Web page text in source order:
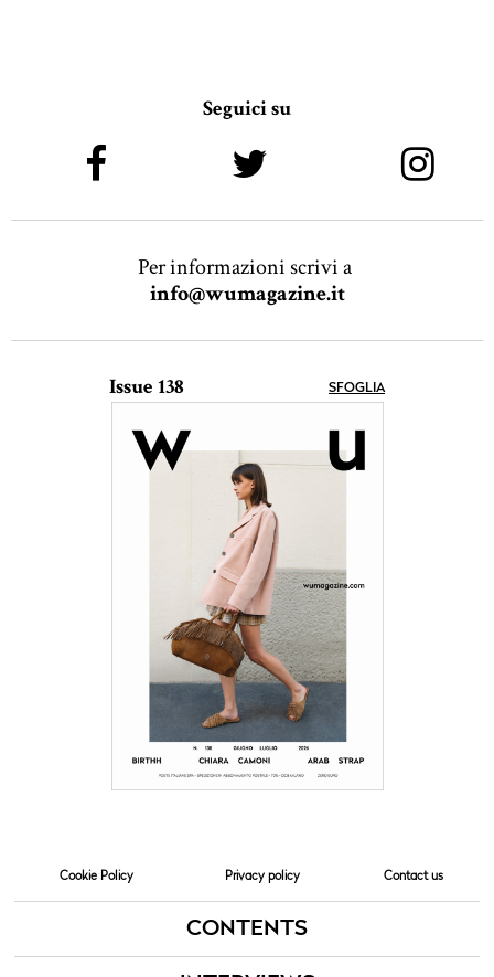
Seguici su
Per informazioni scrivi a
info@wumagazine.it
Issue 138 SFOGLIA
Cookie Policy Privacy policy Contact us
CONTENTS